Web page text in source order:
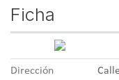
Ficha
Dirección